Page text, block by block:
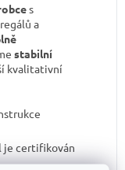
s
a
stabilní
kvalitativní
je certifikován